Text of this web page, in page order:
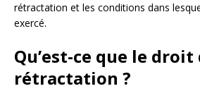
rétractation et les conditions dans
exercé.
Qu’est-ce que le droit
rétractation ?